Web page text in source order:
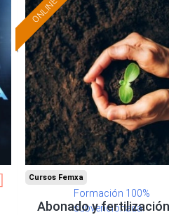
ONLINE
Formación 100%
subvencionada.
Cursos Femxa
Abonado y